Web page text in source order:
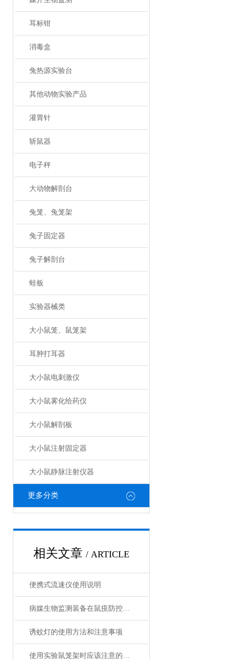
耳标钳
消毒盒
兔热源实验台
其他动物实验产品
灌胃针
斩鼠器
电子秤
大动物解剖台
兔笼、兔笼架
兔子固定器
兔子解剖台
蛙板
实验器械类
大小鼠笼、鼠笼架
耳肿打耳器
大小鼠电刺激仪
大小鼠雾化给药仪
大小鼠解剖板
大小鼠注射固定器
大小鼠静脉注射仪器
更多分类
相关文章 / ARTICLE
便携式流速仪使用说明
病媒生物监测装备在鼠疫防控中的应用
诱蚊灯的使用方法和注意事项
使用实验鼠笼架时应该注意的几个要点